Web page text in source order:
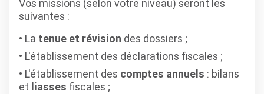
Vos missions (selon votre niveau) seront les
suivantes :
La tenue et révision des dossiers ;
L'établissement des déclarations fiscales ;
L'établissement des comptes annuels : bilans
et liasses fiscales ;